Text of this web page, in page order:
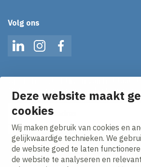
Deze website maakt
cookies
Wij maken gebruik van cookies en
gelijkwaardige technieken. We
de website goed te laten
de website te analyseren en
Volg ons
LinkedInInstagramFacebook
Ontvang onze nieuws alerts in je
E-mailadres
Ik ga akkoord met hetprivacy